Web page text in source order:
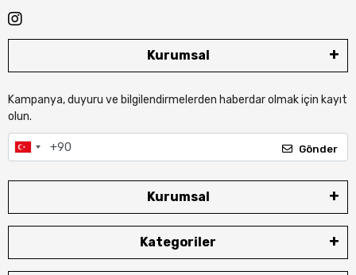
Kurumsal
Kampanya, duyuru ve bilgilendirmelerden haberdar olmak için kayıt
olun.
Gönder
Kurumsal
Kategoriler